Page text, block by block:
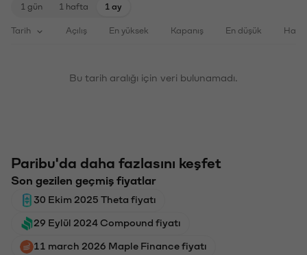
1 gün 1 hafta 1 ay
Tarih Açılış En yüksek Kapanış En düşük
Bu tarih aralığı için veri bulunamadı.
Paribu'da daha fazlasını keşfet
Son gezilen geçmiş fiyatlar
30 Ekim 2025 Theta fiyatı
29 Eylül 2024 Compound fiyatı
11 march 2026 Maple Finance fiyatı